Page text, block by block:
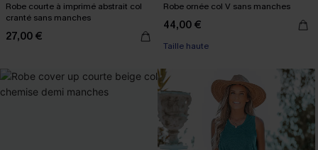
Robe courte à imprimé abstrait col
cranté sans manches
27,00 €
Robe ornée col V sans manches
44,00 €
Taille haute